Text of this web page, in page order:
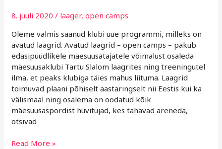
8. juuli 2020/ laager,open camps
Oleme valmis saanud klubi uue programmi, milleks on
avatud laagrid. Avatud laagrid – open camps – pakub
edasipüüdlikele mäesuusatajatele võimalust osaleda
mäesuusaklubi Tartu Slalom laagrites ning treeningutel
ilma, et peaks klubiga täies mahus liituma. Laagrid
toimuvad plaani põhiselt aastaringselt nii Eestis kui ka
välismaal ning osalema on oodatud kõik
mäesuusaspordist huvitujad, kes tahavad areneda,
otsivad
Read More »